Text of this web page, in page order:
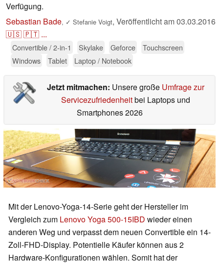
Verfügung.
Sebastian Bade, ✓ Stefanie Voigt, Veröffentlicht am03.03.2016
🇺🇸🇵🇹 ...
Convertible / 2-in-1 Skylake Geforce
Touchscreen
Windows
Tablet Laptop / Notebook
Jetzt mitmachen: Unsere große Umfrage zur
Servicezufriedenheitbei Laptops und
Smartphones 2026
Mit der Lenovo-Yoga-14-Serie geht der Hersteller im
Vergleich zum Lenovo Yoga 500-15IBD wieder einen
anderen Weg und verpasst dem neuen Convertible ein 14-
Zoll-FHD-Display. Potentielle Käufer können aus 2
Hardware-Konfigurationen wählen. Somit hat der